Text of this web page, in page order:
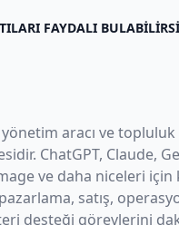
FAYDALI
aracı ve topluluk
ChatGPT, Claude,
ve daha niceleri için
satış,
desteği görevlerini